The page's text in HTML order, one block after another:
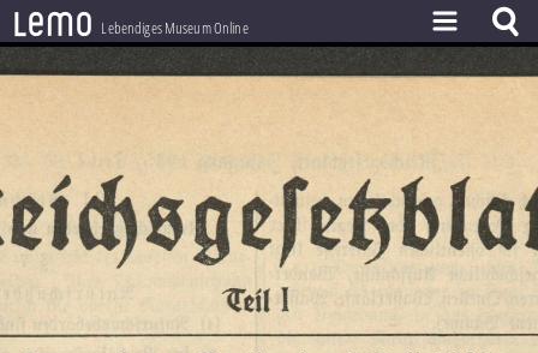
lemo Lebendiges Museum Online
ZEITSTRAHL
ZEITZEUGEN
BESTAND
LERNEN
PROJEKT